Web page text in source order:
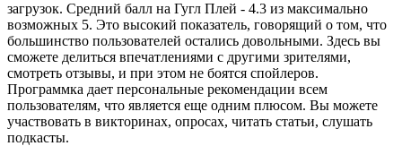
загрузок. Средний балл на Гугл Плей - 4.3 из максимально
возможных 5. Это высокий показатель, говорящий о том, что
большинство пользователей остались довольными. Здесь вы
сможете делиться впечатлениями с другими зрителями,
смотреть отзывы, и при этом не боятся спойлеров.
Программка дает персональные рекомендации всем
пользователям, что является еще одним плюсом. Вы можете
участвовать в викторинах, опросах, читать статьи, слушать
подкасты.